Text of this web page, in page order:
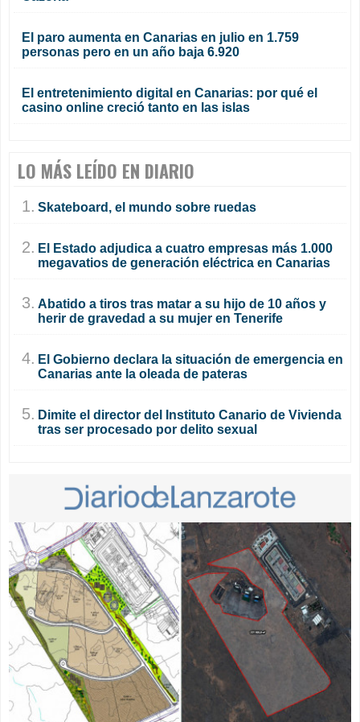
El paro aumenta en Canarias en julio en 1.759
personas pero en un año baja 6.920
El entretenimiento digital en Canarias: por qué el
casino online creció tanto en las islas
LO MÁS LEÍDO EN DIARIO
1. Skateboard, el mundo sobre ruedas
2. El Estado adjudica a cuatro empresas más 1.000
megavatios de generación eléctrica en Canarias
3. Abatido a tiros tras matar a su hijo de 10 años y
herir de gravedad a su mujer en Tenerife
4. El Gobierno declara la situación de emergencia en
Canarias ante la oleada de pateras
5. Dimite el director del Instituto Canario de Vivienda
tras ser procesado por delito sexual